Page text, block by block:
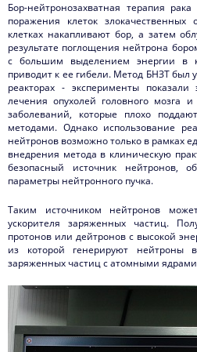
Бор-нейтронозахватная терапия
поражения клеток
клетках накапливают бор, а затем
результате поглощения нейтрона
с большим выделением энергии в
приводит к ее гибели. Метод БНЗТ был
реакторах - эксперименты показали
лечения опухолей головного мозга и
заболеваний, которые плохо
методами. Однако использование
нейтронов возможно только в рамках
внедрения метода в клиническую
безопасный источник нейтронов,
параметры нейтронного пучка.
Таким источником нейтронов
ускорителя заряженных частиц.
протонов или дейтронов с высокой
из которой генерируют нейтроны в
заряженных частиц с атомными